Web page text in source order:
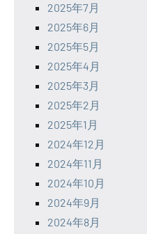
2025年7月
2025年6月
2025年5月
2025年4月
2025年3月
2025年2月
2025年1月
2024年12月
2024年11月
2024年10月
2024年9月
2024年8月